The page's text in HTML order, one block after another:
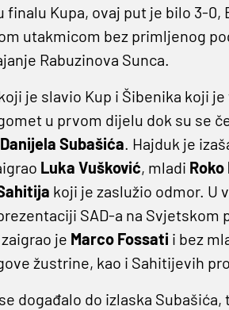
finalu Kupa, ovaj put je bilo 3-
utakmicom bez primljenog
Rabuzinova Sunca.
je slavio Kup i Šibenika koji
u prvom dijelu dok su se
Danijela Subašića. Hajduk je
Luka Vušković, mladi
koji je zaslužio odmor. U
SAD-a na Svjetskom
je Marco Fossati i bez
žustrine, kao i Sahitijevih
događalo do izlaska